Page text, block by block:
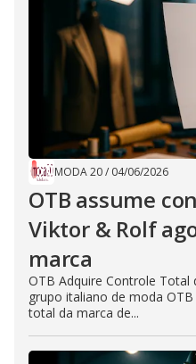
MODA 20/ 04/06/2026
OTB assume
Viktor & Rolf
marca
OTB Adquire Controle Total
grupo italiano de moda
total da marca de...